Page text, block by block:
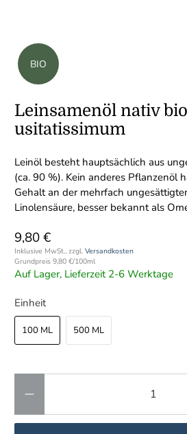
BIO
Leinsamenöl nativ
usitatissimum
Leinöl besteht hauptsächlich aus
(ca. 90 %). Kein anderes Pflanzenöl
Gehalt an der mehrfach
Linolensäure, besser bekannt als
9,80 €
Inklusive MwSt., zzgl.Versandkosten
Grundpreis 9,80 €/100ml
Auf Lager, Lieferzeit 2-6 Werktage
Einheit
100 ML 500 ML